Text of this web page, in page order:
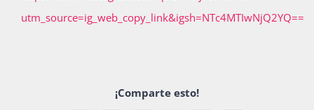
Bienvenida generación 2027-1
utm_source=ig_web_copy_link&igsh=NTc4MTIwNjQ2YQ==
¡Comparte esto!